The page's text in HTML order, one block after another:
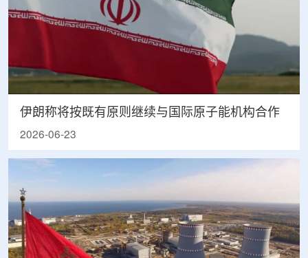
伊朗称将按既有原则继续与国际原子能机构合作
2026-06-23